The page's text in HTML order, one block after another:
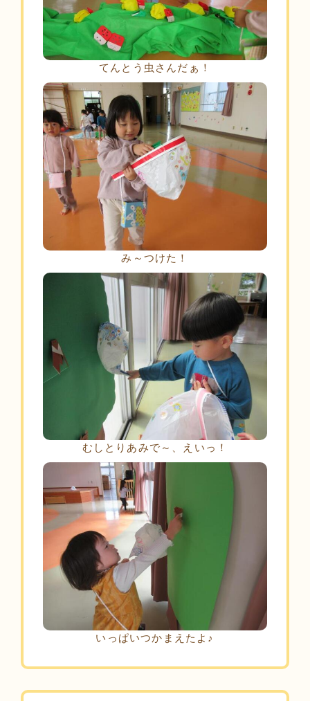
てんとう虫さんだぁ！
み～つけた！
むしとりあみで～、えいっ！
いっぱいつかまえたよ♪